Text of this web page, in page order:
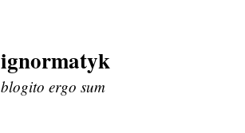
Skip
to
content
ignormatyk
blogito ergo sum